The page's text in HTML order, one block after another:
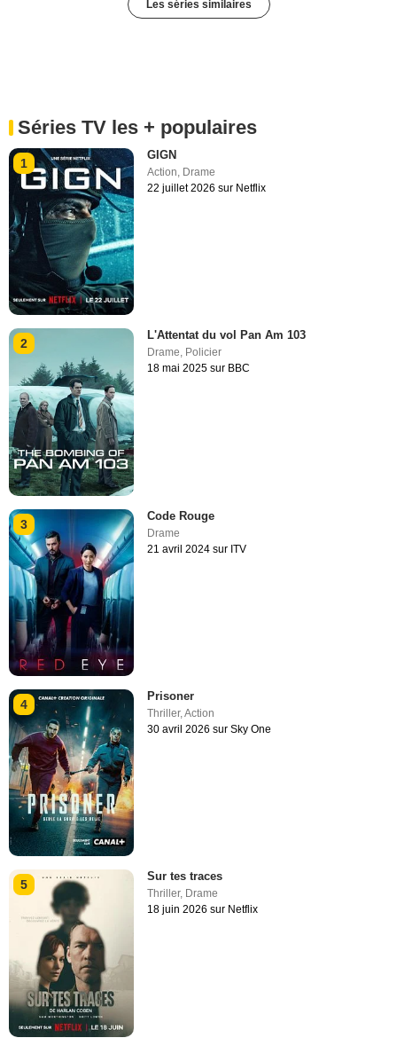
Les séries similaires
Séries TV les + populaires
1
GIGN
Action, Drame
22 juillet 2026 sur Netflix
2
L'Attentat du vol Pan Am 103
Drame, Policier
18 mai 2025 sur BBC
3
Code Rouge
Drame
21 avril 2024 sur ITV
4
Prisoner
Thriller,Action
30 avril 2026 sur Sky One
5
Sur tes traces
Thriller, Drame
18 juin 2026 sur Netflix